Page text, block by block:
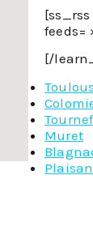
feeds=
[/
Muret